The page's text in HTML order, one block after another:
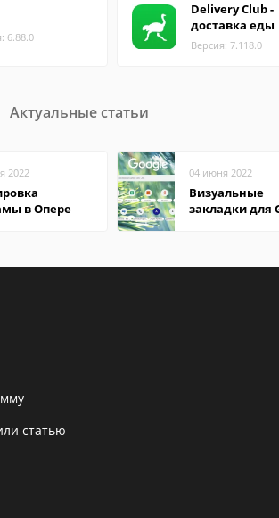
6.88.0
Delivery Club -
доставка еды
Версия: 7.118.0
Актуальные статьи
2022
в Опере
04 июня 2022
Визуальные
закладки для
статью